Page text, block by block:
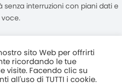
interruzioni con piani dati e
voce.
NO:55 King Yip Street, Kwun Tong,
sito Web per offrirti
ricordando le tue
visite. Facendo clic su
all'uso di TUTTI i cookie.